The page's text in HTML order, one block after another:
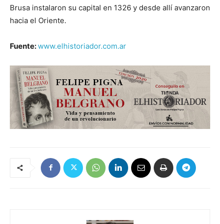
Brusa instalaron su capital en 1326 y desde allí avanzaron
hacia el Oriente.
Fuente:www.elhistoriador.com.ar